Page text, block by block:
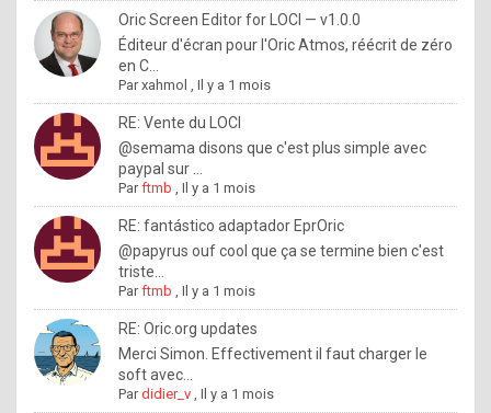
o
u
w
a
n
t
o
n
o
w
h
Oric Screen Editor for LOCI — v1.0.0
Éditeur d'écran pour l'Oric Atmos, réécrit de zéro
en C...
Parxahmol ,Il y a 1 mois
RE: Vente du LOCI
@semama disons que c'est plus simple avec
paypal sur ...
Parftmb ,Il y a 1 mois
RE: fantástico adaptador EprOric
@papyrus ouf cool que ça se termine bien c'est
triste...
Parftmb ,Il y a 1 mois
RE: Oric.org updates
Merci Simon. Effectivement il faut charger le
soft avec...
Pardidier_v ,Il y a 1 mois